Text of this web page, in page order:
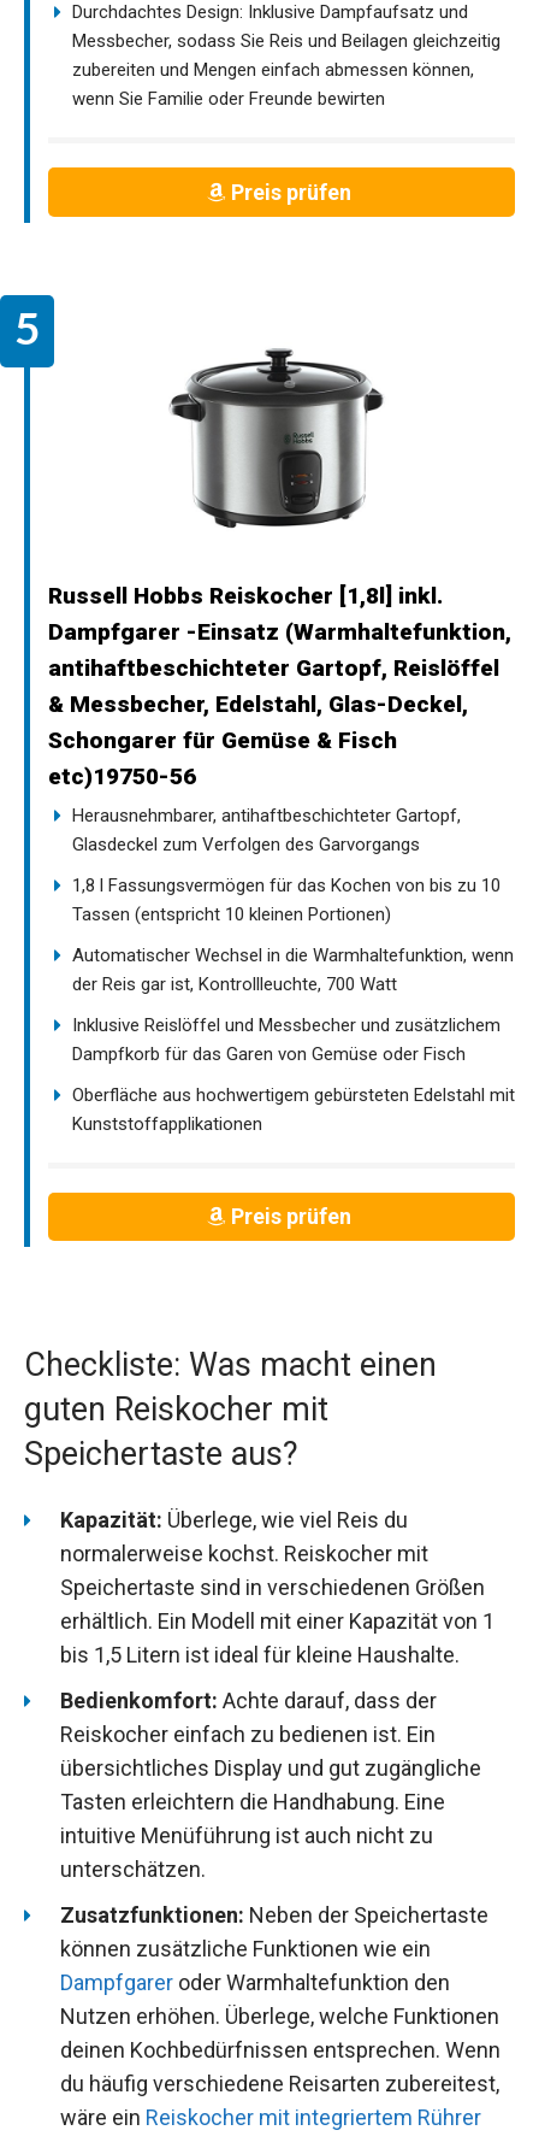
Durchdachtes Design: Inklusive Dampfaufsatz und
Messbecher, sodass Sie Reis und Beilagen gleichzeitig
zubereiten und Mengen einfach abmessen können,
wenn Sie Familie oder Freunde bewirten
Preis prüfen
Russell Hobbs Reiskocher [1,8l] inkl.
Dampfgarer -Einsatz (Warmhaltefunktion,
antihaftbeschichteter Gartopf, Reislöffel
& Messbecher, Edelstahl, Glas-Deckel,
Schongarer für Gemüse & Fisch
etc)19750-56
Herausnehmbarer, antihaftbeschichteter Gartopf,
Glasdeckel zum Verfolgen des Garvorgangs
1,8 l Fassungsvermögen für das Kochen von bis zu 10
Tassen (entspricht 10 kleinen Portionen)
Automatischer Wechsel in die Warmhaltefunktion, wenn
der Reis gar ist, Kontrollleuchte, 700 Watt
Inklusive Reislöffel und Messbecher und zusätzlichem
Dampfkorb für das Garen von Gemüse oder Fisch
Oberfläche aus hochwertigem gebürsteten Edelstahl mit
Kunststoffapplikationen
Preis prüfen
Checkliste: Was macht einen
guten Reiskocher mit
Speichertaste aus?
Kapazität: Überlege, wie viel Reis du
normalerweise kochst. Reiskocher mit
Speichertaste sind in verschiedenen Größen
erhältlich. Ein Modell mit einer Kapazität von 1
bis 1,5 Litern ist ideal für kleine Haushalte.
Bedienkomfort: Achte darauf, dass der
Reiskocher einfach zu bedienen ist. Ein
übersichtliches Display und gut zugängliche
Tasten erleichtern die Handhabung. Eine
intuitive Menüführung ist auch nicht zu
unterschätzen.
Zusatzfunktionen: Neben der Speichertaste
können zusätzliche Funktionen wie ein
Dampfgarer oder Warmhaltefunktion den
Nutzen erhöhen. Überlege, welche Funktionen
deinen Kochbedürfnissen entsprechen. Wenn
du häufig verschiedene Reisarten zubereitest,
wäre ein Reiskocher mit integriertem Rührer